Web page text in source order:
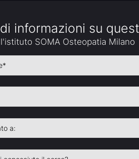
informazioni su
SOMA Osteopatia Milano